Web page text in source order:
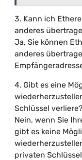
3. Kann ich
anderes
Ja, Sie können
anderes
4. Gibt es eine
Schlüssel verliere?
Nein, wenn Sie
gibt es keine
privaten